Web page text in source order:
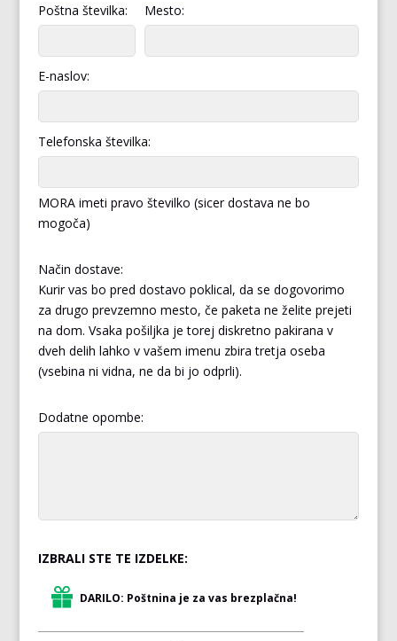
Poštna številka: Mesto:
E-naslov:
Telefonska številka:
MORA imeti pravo številko (sicer dostava ne bo
mogoča)
Način dostave:
Kurir vas bo pred dostavo poklical, da se dogovorimo
za drugo prevzemno mesto, če paketa ne želite prejeti
na dom. Vsaka pošiljka je torej diskretno pakirana v
dveh delih lahko v vašem imenu zbira tretja oseba
(vsebina ni vidna, ne da bi jo odprli).
Dodatne opombe:
IZBRALI STE TE IZDELKE:
DARILO: Poštnina je za vas brezplačna!